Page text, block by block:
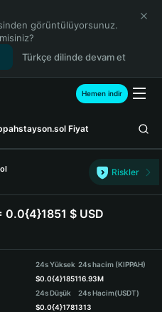
görüntülüyorsunuz.
Türkçe dilinde devam et
Hemen indir
Fiyat
Riskler
0.0{4}1851 $ USD
24s Yüksek
$0.0{4}1851
24s Düşük
$0.0{4}1781
24s hacim (KIPPAH)
16.93M
24s Hacim(USDT)
313